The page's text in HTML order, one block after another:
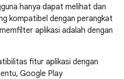
hanya dapat melihat dan
kompatibel dengan perangkat
aplikasi adalah dengan
fitur aplikasi dengan
Google Play